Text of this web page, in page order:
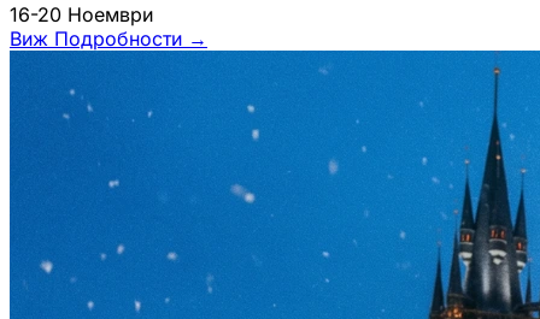
16-20 Ноември
Виж Подробности →